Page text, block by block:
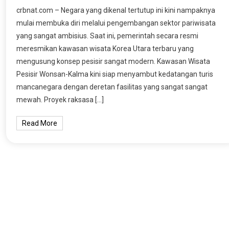
crbnat.com – Negara yang dikenal tertutup ini kini nampaknya
mulai membuka diri melalui pengembangan sektor pariwisata
yang sangat ambisius. Saat ini, pemerintah secara resmi
meresmikan kawasan wisata Korea Utara terbaru yang
mengusung konsep pesisir sangat modern. Kawasan Wisata
Pesisir Wonsan-Kalma kini siap menyambut kedatangan turis
mancanegara dengan deretan fasilitas yang sangat sangat
mewah. Proyek raksasa […]
Read More